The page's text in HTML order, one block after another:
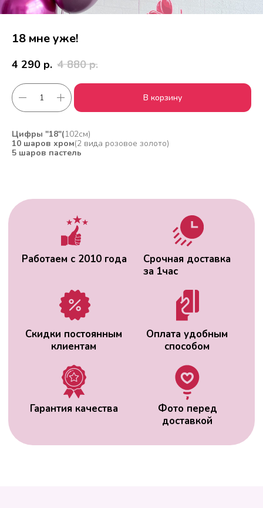
18 мне уже!
4 290 р. 4 880 р.
В корзину
Цифры "18"(102см)
10 шаров хром(2 вида розовое золото)
5 шаров пастель
Работаем с 2010 года
Срочная доставка
Гарантия качества
ВАС МОЖЕТ
ЗАИНТЕРЕСОВАТЬ